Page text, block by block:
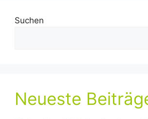
Suchen
Neueste